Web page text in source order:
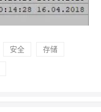
安全
存储